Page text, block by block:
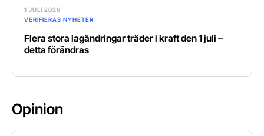
1 JULI 2026
VERIFIERAS NYHETER
Flera stora lagändringar träder i kraft den 1 juli –
detta förändras
Opinion